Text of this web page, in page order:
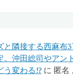
と隣接する西麻布
。沖田総司やアン
う変わる!?に 匿名